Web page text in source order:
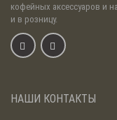
кофейных аксессуаров и
и в розницу.
НАШИ КОНТАКТЫ